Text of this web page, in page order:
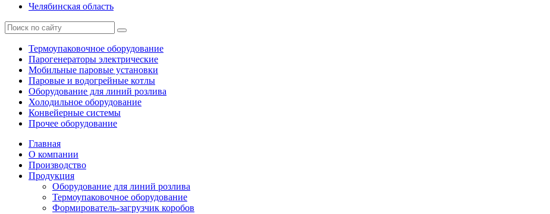
Челябинская область
Термоупаковочное оборудование
Парогенераторы электрические
Мобильные паровые установки
Паровые и водогрейные котлы
Оборудование для линий розлива
Холодильное оборудование
Конвейерные системы
Прочее оборудование
Главная
О компании
Производство
Продукция
Оборудование для линий розлива
Термоупаковочное оборудование
Формирователь-загрузчик коробов